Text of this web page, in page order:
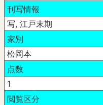
刊写情報
写, 江戸末期
家別
松岡本
点数
1
閲覧区分